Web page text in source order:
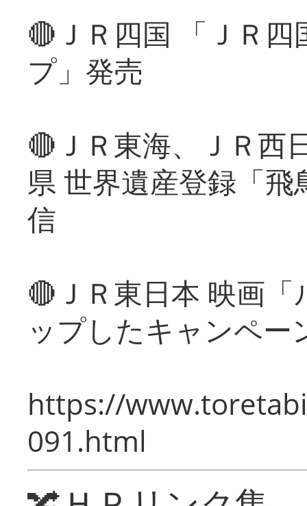
🔴ＪＲ四国 「ＪＲ
プ」発売
🔴ＪＲ東海、ＪＲ西
県 世界遺産登録「
信
🔴ＪＲ東日本 映画
ップしたキャンペー
https://
091.html